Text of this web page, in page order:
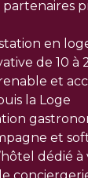
en
de 10 à
et
la Loge
et
dédié